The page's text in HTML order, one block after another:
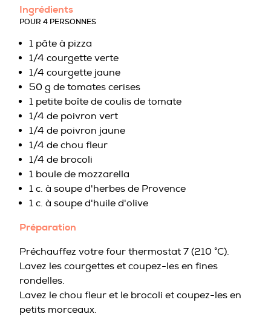
Ingrédients
POUR 4 PERSONNES
1 pâte à pizza
1/4 courgette verte
1/4 courgette jaune
50 g de tomates cerises
1 petite boîte de coulis de tomate
1/4 de poivron vert
1/4 de poivron jaune
1/4 de chou fleur
1/4 de brocoli
1 boule de mozzarella
1 c. à soupe d'herbes de Provence
1 c. à soupe d'huile d'olive
Préparation
Préchauffez votre four thermostat 7 (210 °C).
Lavez les courgettes et coupez-les en fines
rondelles.
Lavez le chou fleur et le brocoli et coupez-les en
petits morceaux.